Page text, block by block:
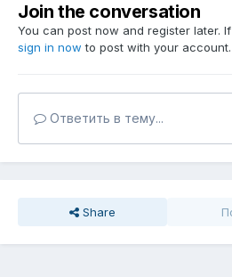
Join the conversation
You can post now and register later.
sign in now to post with your account.
Ответить в тему...
Share